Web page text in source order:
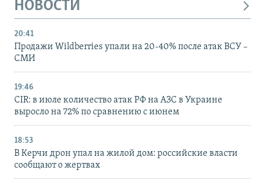
НОВОСТИ
20:41
Продажи Wildberries упали на 20-40% после атак ВСУ –
СМИ
19:46
CIR: в июле количество атак РФ на АЗС в Украине
выросло на 72% по сравнению с июнем
18:53
В Керчи дрон упал на жилой дом: российские власти
сообщают о жертвах